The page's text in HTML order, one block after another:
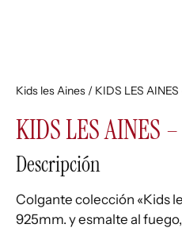
Kids les Aines / KIDS LES AINES
KIDS LES AINES
Descripción
Colgante colección «Kids
925mm. y esmalte al